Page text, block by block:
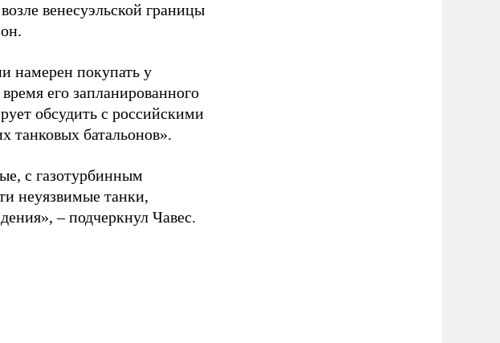
венесуэльской границы
намерен покупать у
его запланированного
обсудить с российскими
танковых батальонов».
с газотурбинным
неуязвимые танки,
– подчеркнул Чавес.